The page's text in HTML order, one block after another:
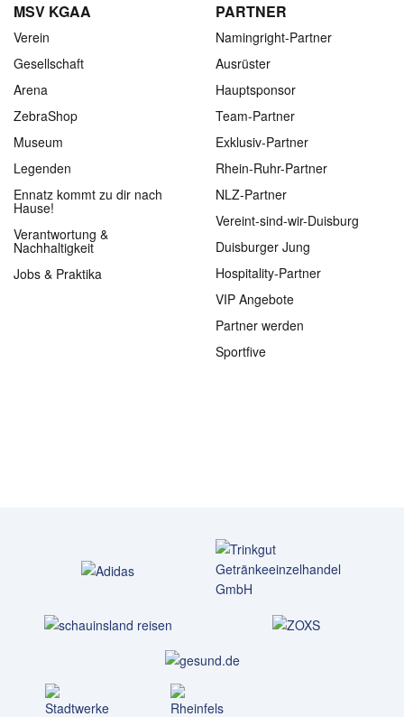
MSV KGAA
Verein
Gesellschaft
Arena
ZebraShop
Museum
Legenden
Ennatz kommt zu dir nach
Hause!
Verantwortung &
Nachhaltigkeit
Jobs & Praktika
PARTNER
Namingright-Partner
Ausrüster
Hauptsponsor
Team-Partner
Exklusiv-Partner
Rhein-Ruhr-Partner
NLZ-Partner
Vereint-sind-wir-Duisburg
Duisburger Jung
Hospitality-Partner
VIP Angebote
Partner werden
Sportfive